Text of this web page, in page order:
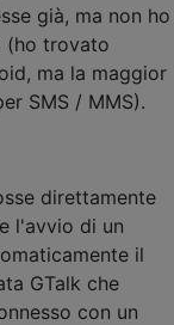
già, ma non ho
(ho trovato
ma la maggior
SMS / MMS).
direttamente
l'avvio di un
il
GTalk che
con un